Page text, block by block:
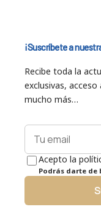
¡Suscríbete a
Recibe toda la
exclusivas,
mucho más…
Acepto la
Podrás darte